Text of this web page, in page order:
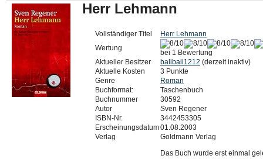
Herr Lehmann
Vollständiger Titel
Herr Lehmann
Wertung
bei 1 Bewertung
Aktueller Besitzer
balibali1212 (derzeit inaktiv)
Aktuelle Kosten
3 Punkte
Genre
Roman
Buchformat:
Taschenbuch
Buchnummer
30592
Autor
Sven Regener
ISBN-Nr.
3442453305
Erscheinungsdatum01.08.2003
Verlag
Goldmann Verlag
Das Buch wurde erst einmal